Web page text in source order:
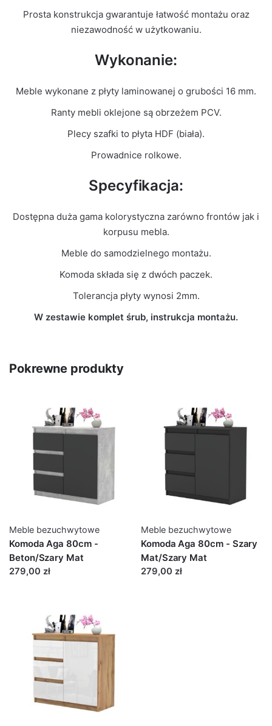
Prosta konstrukcja gwarantuje łatwość montażu oraz
niezawodność w użytkowaniu.
Wykonanie:
Meble wykonane z płyty laminowanej o grubości 16 mm.
Ranty mebli oklejone są obrzeżem PCV.
Plecy szafki to płyta HDF (biała).
Prowadnice rolkowe.
Specyfikacja:
Dostępna duża gama kolorystyczna zarówno frontów jak i
korpusu mebla.
Meble do samodzielnego montażu.
Komoda składa się z dwóch paczek.
Tolerancja płyty wynosi 2mm.
W zestawie komplet śrub, instrukcja montażu.
Rolkowe
Pokrewne produkty
Meble bezuchwytowe
Komoda Aga 80cm -
Beton/Szary Mat
279,00 zł
Meble bezuchwytowe
Komoda Aga 80cm - Szary
Mat/Szary Mat
279,00 zł